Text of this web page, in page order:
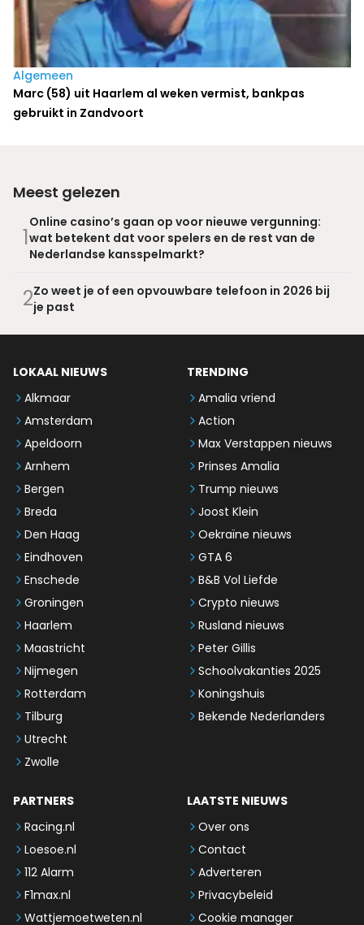
Algemeen
Marc (58) uit Haarlem al weken vermist, bankpas
gebruikt in Zandvoort
Meest gelezen
1
Online casino’s gaan op voor nieuwe vergunning:
wat betekent dat voor spelers en de rest van de
Nederlandse kansspelmarkt?
2Zo weet je of een opvouwbare telefoon in 2026 bij
je past
LOKAAL NIEUWS
Alkmaar
Amsterdam
Apeldoorn
Arnhem
Bergen
Breda
Den Haag
Eindhoven
Enschede
Groningen
Haarlem
Maastricht
Nijmegen
Rotterdam
Tilburg
Utrecht
Zwolle
TRENDING
Amalia vriend
Action
Max Verstappen nieuws
Prinses Amalia
Trump nieuws
Joost Klein
Oekraïne nieuws
GTA 6
B&B Vol Liefde
Crypto nieuws
Rusland nieuws
Peter Gillis
Schoolvakanties 2025
Koningshuis
Bekende Nederlanders
PARTNERS
Racing.nl
Loesoe.nl
112 Alarm
F1max.nl
Wattjemoetweten.nl
LAATSTE NIEUWS
Over ons
Contact
Adverteren
Privacybeleid
Cookie manager